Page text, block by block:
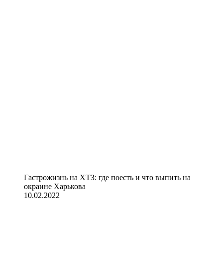
Гастрожизнь на ХТЗ: где поесть и что выпить на
окраине Харькова
10.02.2022